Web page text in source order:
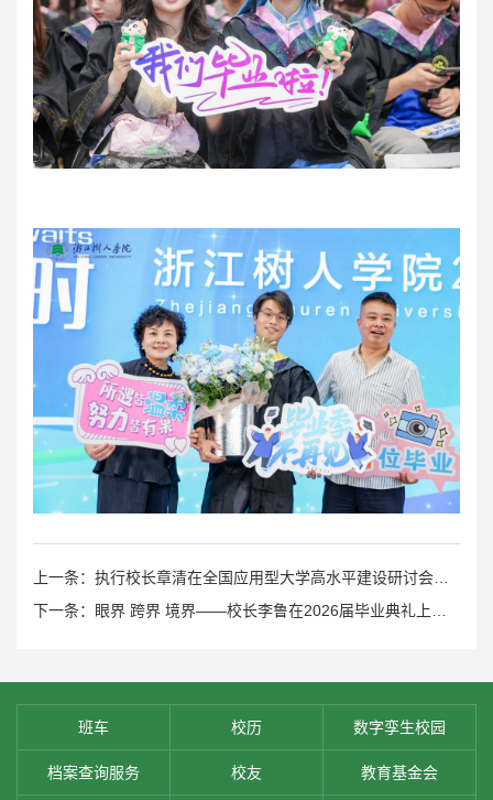
班车 校历 数字孪生校园
档案查询服务 校友 教育基金会